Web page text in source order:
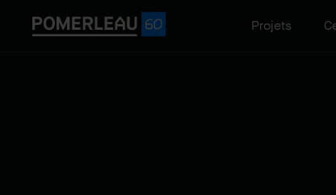
Projets